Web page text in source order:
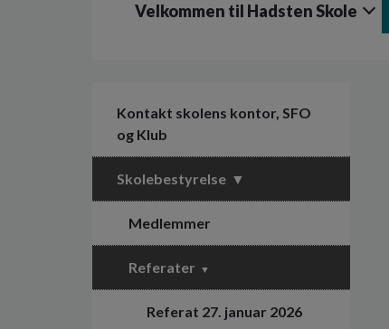
Velkommen til Hadsten Skole
Kontakt skolens kontor, SFO
og Klub
Skolebestyrelse
Medlemmer
Referater
Referat 27. januar 2026